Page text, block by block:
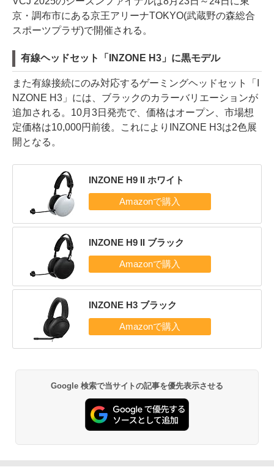
京・調布市にある京王アリーナTOKYO(武蔵野の森総合
スポーツプラザ)で開催される。
有線ヘッドセット「INZONE H3」に黒モデル
また有線接続にのみ対応するゲーミングヘッドセット「I
NZONE H3」には、ブラックのカラーバリエーションが
追加される。10月3日発売で、価格はオープン、市場想
定価格は10,000円前後。これによりINZONE H3は2色展
開となる。
INZONE H9 II ホワイト
INZONE H9 II ブラック
INZONE H3 ブラック
Google 検索で当サイトの記事を優先表示させる